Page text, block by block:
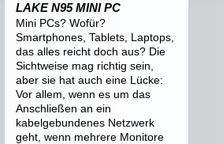
LAKE N95 MINI PC
Mini PCs? Wofür?
Smartphones, Tablets, Laptops,
das alles reicht doch aus? Die
Sichtweise mag richtig sein,
aber sie hat auch eine Lücke:
Vor allem, wenn es um das
Anschließen an ein
kabelgebundenes Netzwerk
geht, wenn mehrere Monitore